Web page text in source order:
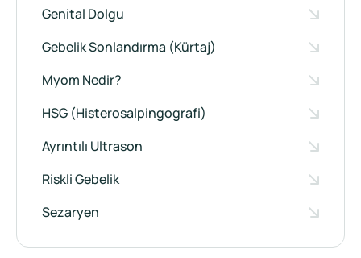
Genital Dolgu
Gebelik Sonlandırma (Kürtaj)
Myom Nedir?
HSG (Histerosalpingografi)
Ayrıntılı Ultrason
Riskli Gebelik
Sezaryen